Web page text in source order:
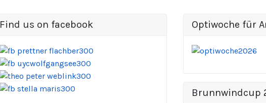
Find us on facebook Optiwoche für
Brunnwindcup